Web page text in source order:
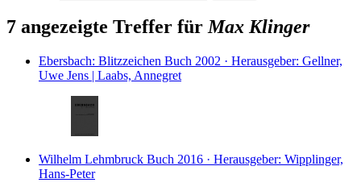
7 angezeigte Treffer für Max Klinger
Ebersbach: Blitzzeichen Buch 2002 · Herausgeber: Gellner,
Uwe Jens | Laabs, Annegret
Wilhelm Lehmbruck Buch 2016 · Herausgeber: Wipplinger,
Hans-Peter